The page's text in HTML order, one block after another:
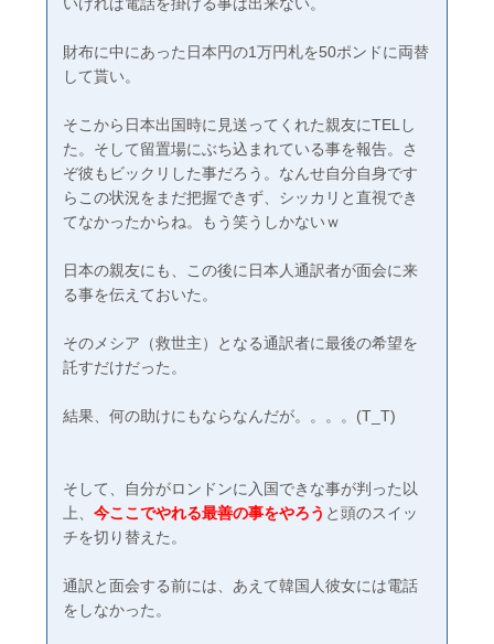
財布に中にあった日本円の1万円札を50ポンドに両替
して貰い。
そこから日本出国時に見送ってくれた親友にTELし
た。そして留置場にぶち込まれている事を報告。さ
ぞ彼もビックリした事だろう。なんせ自分自身です
らこの状況をまだ把握できず、シッカリと直視でき
てなかったからね。もう笑うしかないｗ
日本の親友にも、この後に日本人通訳者が面会に来
る事を伝えておいた。
そのメシア（救世主）となる通訳者に最後の希望を
託すだけだった。
結果、何の助けにもならなんだが。。。。(T_T)
そして、自分がロンドンに入国できな事が判った以
上、今ここでやれる最善の事をやろう と頭のスイッ
チを切り替えた。
通訳と面会する前には、あえて韓国人彼女には電話
をしなかった。